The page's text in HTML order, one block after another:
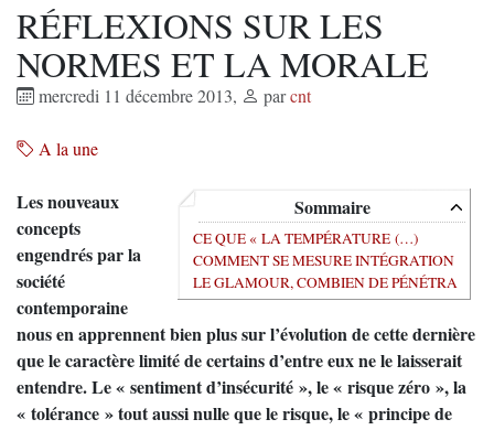
RÉFLEXIONS SUR LES
NORMES ET LA MORALE
mercredi 11 décembre 2013, parcnt
A la une
Sommaire
CE QUE « LA TEMPÉRATURE (…)
COMMENT SE MESURE INTÉGRATION
LE GLAMOUR, COMBIEN DE PÉNÉTRA
Les nouveaux
concepts
engendrés par la
société
contemporaine
nous en apprennent bien plus sur l’évolution de cette dernière
que le caractère limité de certains d’entre eux ne le laisserait
entendre. Le « sentiment d’insécurité », le « risque zéro », la
« tolérance » tout aussi nulle que le risque, le « principe de